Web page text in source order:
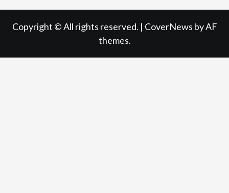
Copyright © All rights reserved. | CoverNews by AF
themes.